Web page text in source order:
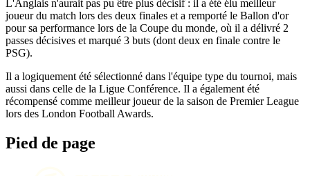
L'Anglais n'aurait pas pu être plus décisif : il a été élu meilleur
joueur du match lors des deux finales et a remporté le Ballon d'or
pour sa performance lors de la Coupe du monde, où il a délivré 2
passes décisives et marqué 3 buts (dont deux en finale contre le
PSG).
Il a logiquement été sélectionné dans l'équipe type du tournoi, mais
aussi dans celle de la Ligue Conférence. Il a également été
récompensé comme meilleur joueur de la saison de Premier League
lors des London Football Awards.
Pied de page